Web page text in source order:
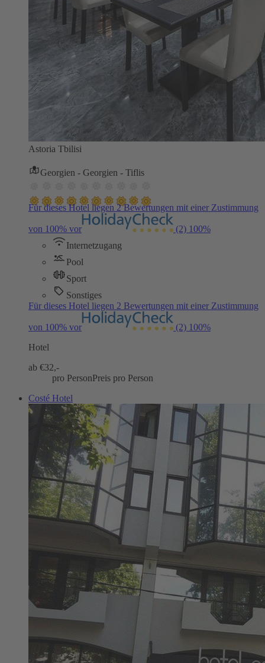
Astoria Tbilisi
Georgien - Georgien - Tiflis
Für dieses Hotel liegen 2 Bewertungen mit einer Zustimmung
von 100% vor (2) 100%
Internetzugang
Pool
Sport
Sonstiges
Für dieses Hotel liegen 2 Bewertungen mit einer Zustimmung
von 100% vor (2) 100%
Hotel
ab €32,-
pro PersonPreis pro Person
Costé Hotel